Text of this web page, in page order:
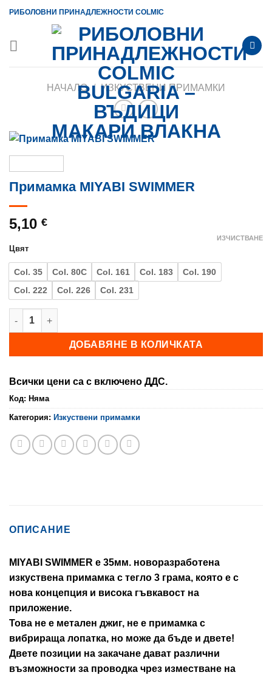
SkipРИБОЛОВНИ ПРИНАДЛЕЖНОСТИ COLMIC
НАЧАЛО / ИЗКУСТВЕНИ ПРИМАМКИ
Примамка MIYABI SWIMMER
5,10 €
Цвят
Col. 35 Col. 80C Col. 161 Col. 183
Col. 190
Col. 222
Col. 226 Col. 231
ИЗЧИСТВАНЕ
количество за Примамка MIYABI SWIMMER
ДОБАВЯНЕ В КОЛИЧКАТА
Всички цени са с включено ДДС.
Код: Няма
Категория: Изкуствени примамки
ОПИСАНИЕ
MIYABI SWIMMER e 35мм. новоразработена
изкуствена примамка с тегло 3 грама, която е с
нова концепция и висока гъвкавост на
приложение.
Това не е метален джиг, не е примамка с
вибрираща лопатка, но може да бъде и двете!
Двете позиции на закачане дават различни
възможности за проводка чрез изместване на